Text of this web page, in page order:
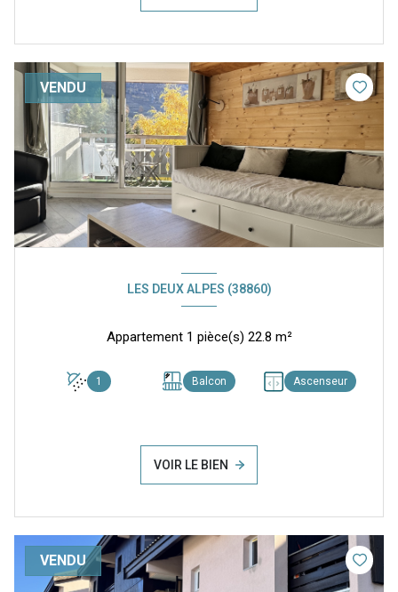
VENDU
LES DEUX ALPES (38860)
Appartement 1 pièce(s) 22.8 m²
1 Balcon Ascenseur
VOIR LE BIEN
VENDU